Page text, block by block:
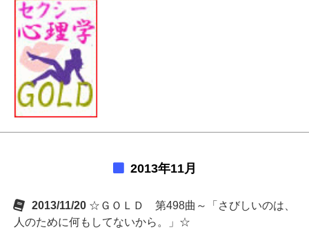
2013年11月
2013/11/20 ☆ＧＯＬＤ 第498曲～「さびしいのは、
人のために何もしてないから。」☆